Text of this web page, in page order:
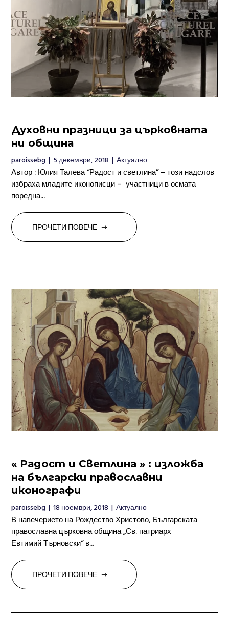
Духовни празници за църковната
ни община
paroissebg | 5 декември, 2018 | Актуално
Автор : Юлия Талева “Радост и светлина” – този надслов
избраха младите иконописци – участници в осмата
поредна...
ПРОЧЕТИ ПОВЕЧЕ
« Радост и Светлина » : изложба
на български православни
иконографи
paroissebg | 18 ноември, 2018 | Актуално
В навечерието на Рождество Христово, Българската
православна църковна община „Св. патриарх
Евтимий Търновски“ в...
ПРОЧЕТИ ПОВЕЧЕ